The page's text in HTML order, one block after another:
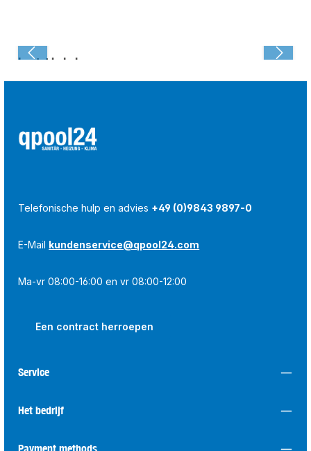
Laatst bekeken:
Telefonische hulp en advies +49 (0)9843 9897-0
E-Mail kundenservice@qpool24.com
Ma-vr 08:00-16:00 en vr 08:00-12:00
Een contract herroepen
Service
Het bedrijf